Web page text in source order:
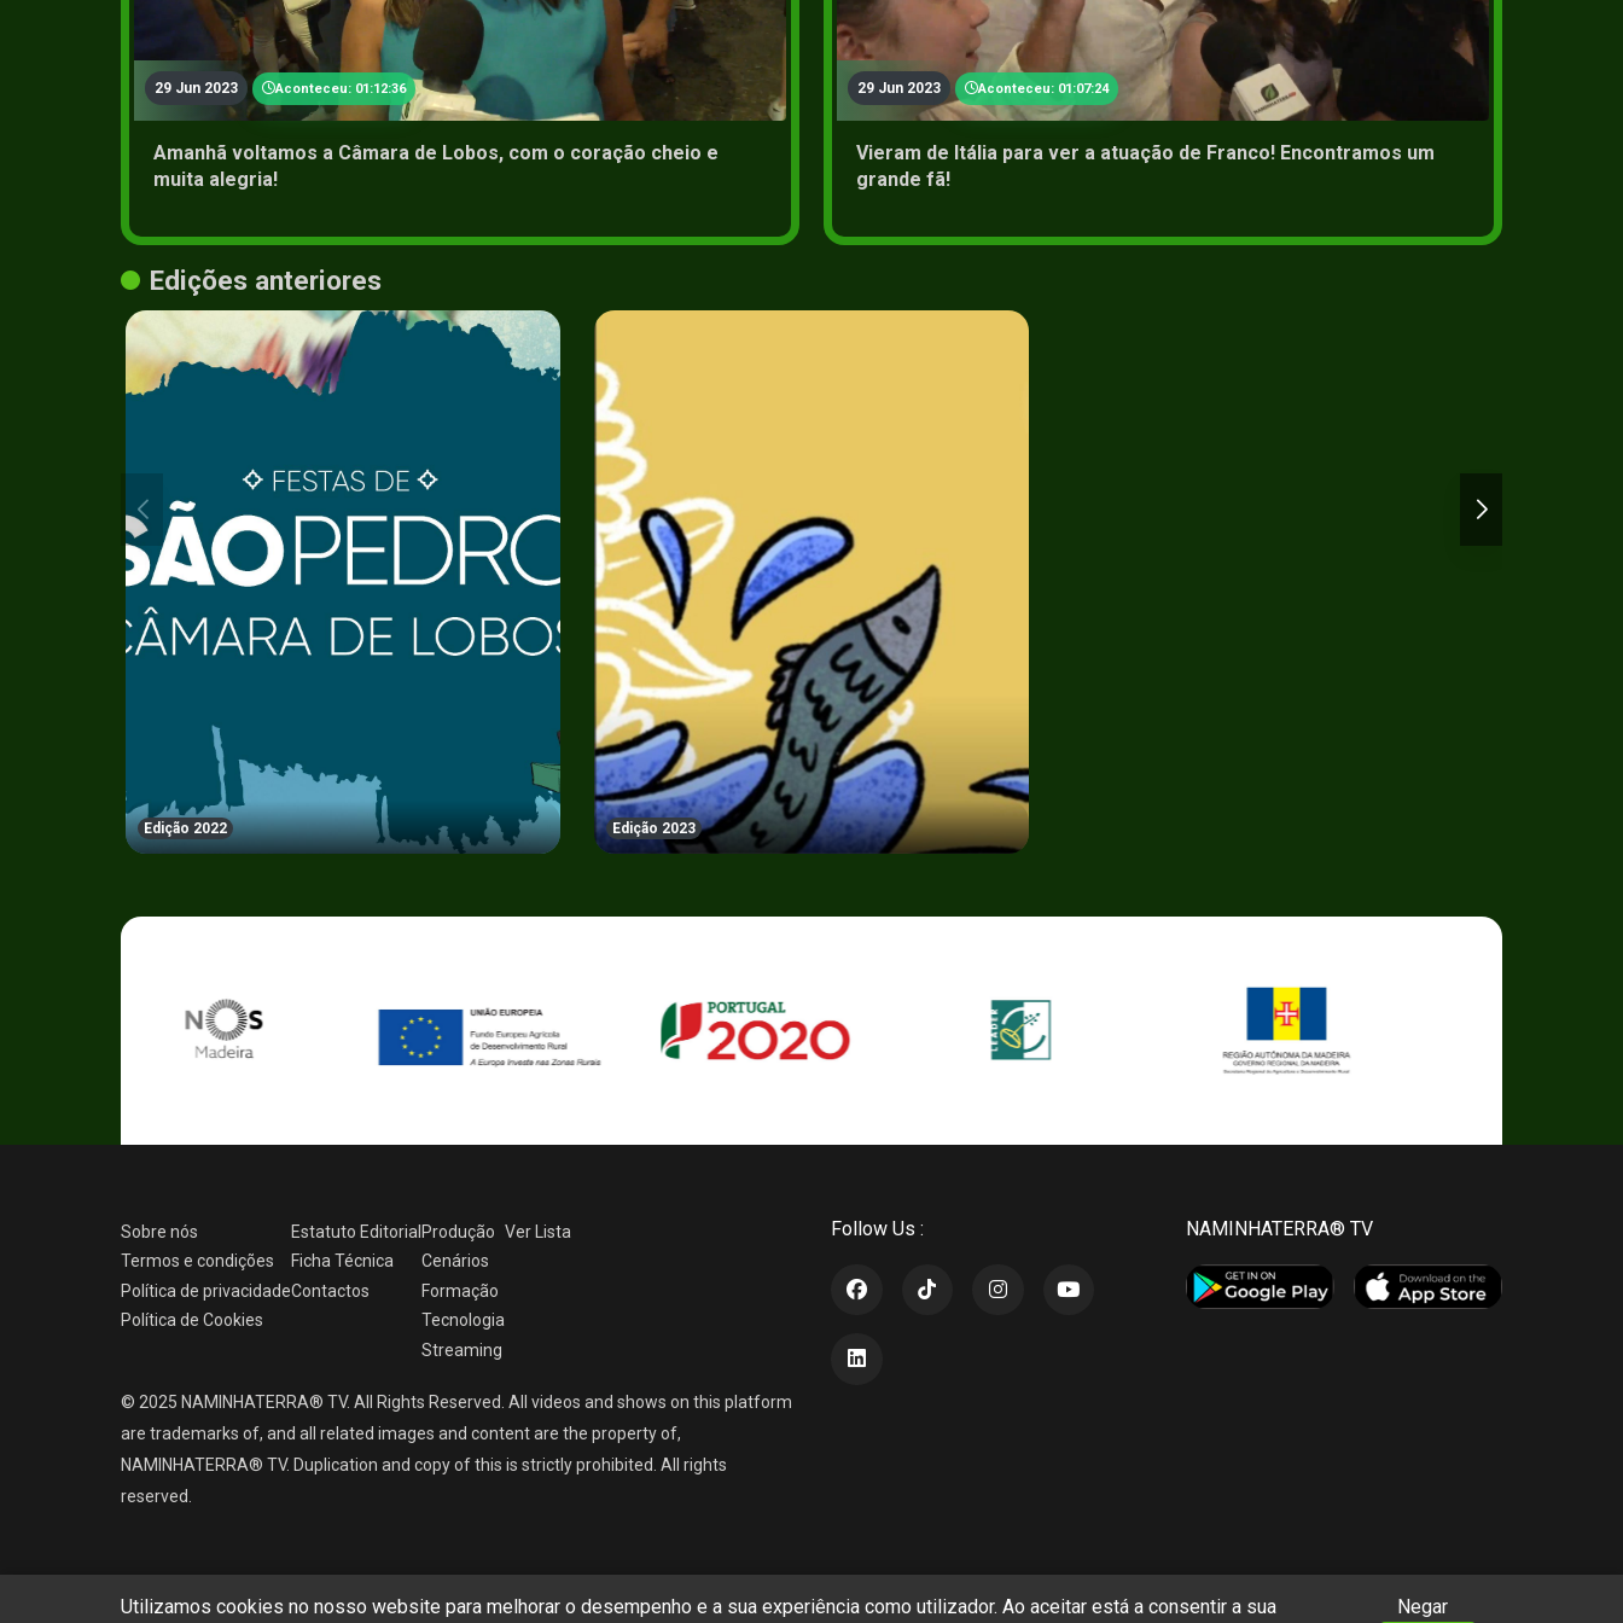
29 Jun 2023 Aconteceu: 01:12:36
Amanhã voltamos a Câmara de Lobos, com o coração cheio e
muita alegria!
29 Jun 2023 Aconteceu: 01:07:24
Vieram de Itália para ver a atuação de Franco! Encontramos um
grande fã!
Edições anteriores
Edição 2022 Edição 2023
Utilizamos cookies no nosso website para melhorar o desempenho e a sua experiência como utilizador. Ao aceitar está a consentir a sua Negar
Sobre nós
Termos e condições
Política de privacidade
Política de Cookies
Estatuto Editorial
Ficha Técnica
Contactos
Produção
Cenários
Formação
Tecnologia
Streaming
Ver Lista
© 2025 NAMINHATERRA® TV. All Rights Reserved. All videos and shows on this platform
are trademarks of, and all related images and content are the property of,
NAMINHATERRA® TV. Duplication and copy of this is strictly prohibited. All rights
reserved.
Follow Us : NAMINHATERRA® TV